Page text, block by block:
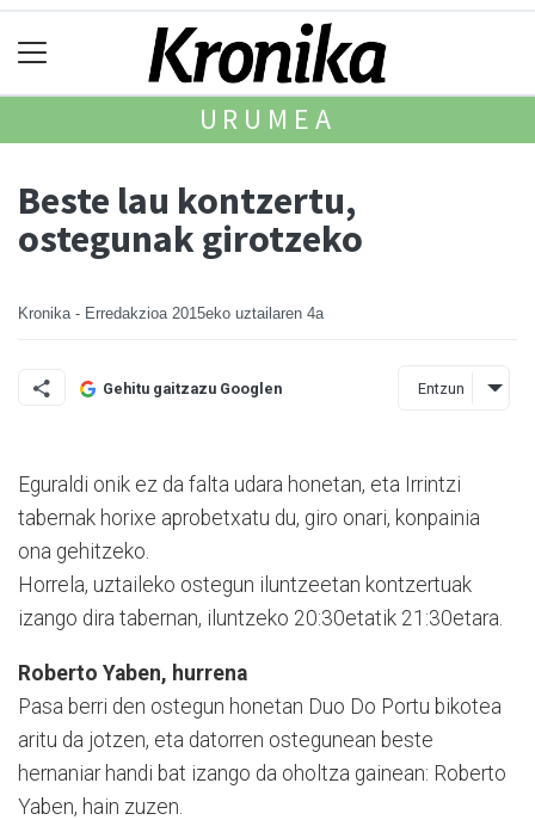
URUMEA
Beste lau kontzertu,
ostegunak girotzeko
Kronika - Erredakzioa 2015eko uztailaren 4a
Gehitu gaitzazu Googlen Entzun
Eguraldi onik ez da falta udara honetan, eta Irrintzi
tabernak horixe aprobetxatu du, giro onari, konpainia
ona gehitzeko.
Horrela, uztaileko ostegun iluntzeetan kontzertuak
izan­go dira tabernan, ilun­tzeko 20:30etatik 21:30etara.
Roberto Yaben, hurrena
Pasa berri den ostegun ho­netan Duo Do Portu bikotea
aritu da jotzen, eta datorren ostegunean beste
hernaniar handi bat izango da oholtza gainean: Roberto
Yaben, hain zuzen.